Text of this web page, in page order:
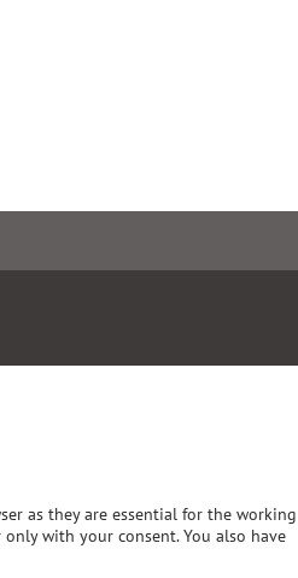
as they are essential for the working
with your consent. You also have